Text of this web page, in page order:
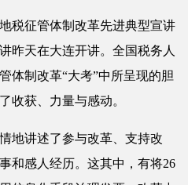
征管体制改革先进典型宣讲
昨天在大连开讲。全国税务人
体制改革“大考”中所呈现的胆
收获、力量与感动。
讲述了参与改革、支持改
和感人经历。这其中，有将26